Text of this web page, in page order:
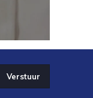
Verstuur